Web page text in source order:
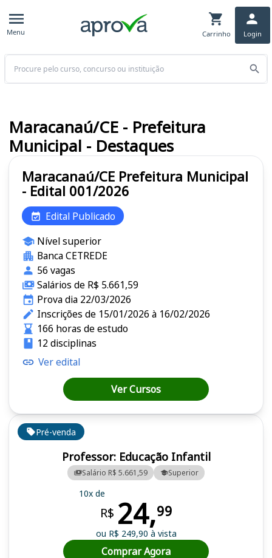
Menu Carrinho Login
Buscar
Pré-venda
Professor: Educação Infantil
Salário R$ 5.661,59 Superior
10x de
R$ 24,99
ou R$ 249,90 à vista
Comprar Agora
Maracanaú/CE Prefeitura Municipal
- Edital 001/2026
Edital Publicado
Nível superior
Banca CETREDE
56 vagas
Salários de R$ 5.661,59
Prova dia 22/03/2026
Inscrições de 15/01/2026 à 16/02/2026
166 horas de estudo
12 disciplinas
Ver edital
Ver Cursos
Maracanaú/CE - Prefeitura
Municipal - Destaques